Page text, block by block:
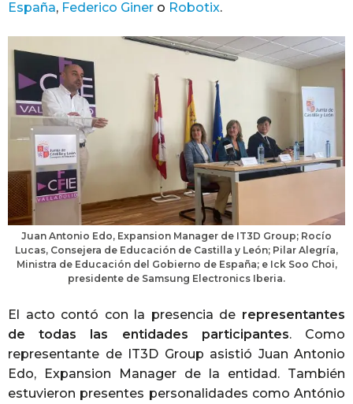
España, Federico Giner o Robotix.
Juan Antonio Edo, Expansion Manager de IT3D Group; Rocío
Lucas, Consejera de Educación de Castilla y León; Pilar Alegría,
Ministra de Educación del Gobierno de España; e Ick Soo Choi,
presidente de Samsung Electronics Iberia.
El acto contó con la presencia de representantes
de todas las entidades participantes. Como
representante de IT3D Group asistió Juan Antonio
Edo, Expansion Manager de la entidad. También
estuvieron presentes personalidades como António